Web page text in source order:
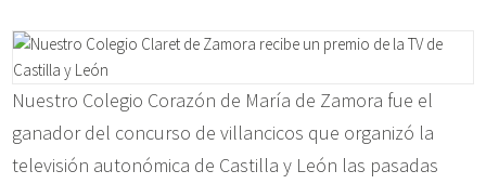
Nuestro Colegio Corazón de María de Zamora fue el
ganador del concurso de villancicos que organizó la
televisión autonómica de Castilla y León las pasadas